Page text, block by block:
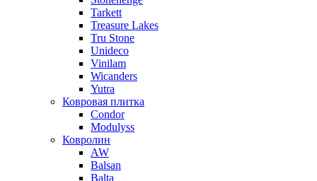
Tarkett
Treasure Lakes
Tru Stone
Unideco
Vinilam
Wicanders
Yutra
Ковровая плитка
Condor
Modulyss
Ковролин
AW
Balsan
Balta